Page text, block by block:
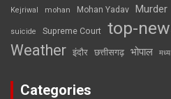
Kejriwal mohan Mohan Yadav Murder
suicide Supreme Court top-
Weather इंदौर छत्तीसगढ़ भोपाल
Categories